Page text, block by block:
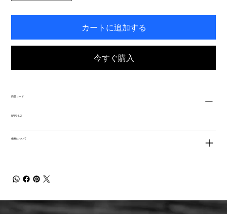
カートに追加する
今すぐ購入
商品コード
RAPS-LJ2
価格について